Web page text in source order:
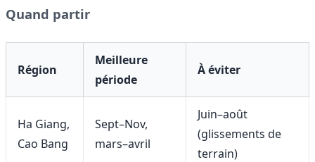
Quand partir
Région
Meilleure
période
À éviter
Ha Giang,
Cao Bang
Sept–Nov,
mars–avril
Juin–août
(glissements de
terrain)